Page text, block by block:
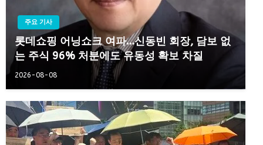
주요 기사
롯데쇼핑 어닝쇼크 여파…신동빈 회장, 담보 없
는 주식 96% 처분에도 유동성 확보 차질
2026-08-08